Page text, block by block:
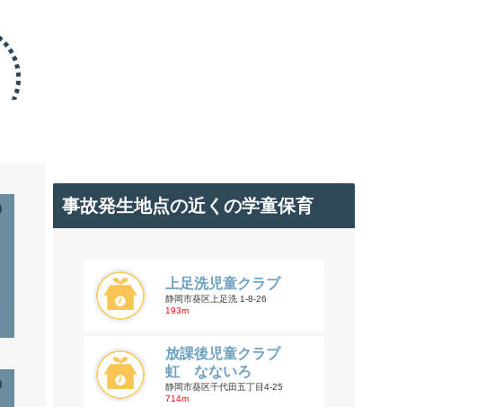
事故発生地点の近くの学童保育
上足洗児童クラブ
静岡市葵区上足洗 1-8-26
193m
放課後児童クラブ
虹 なないろ
静岡市葵区千代田五丁目4-25
714m